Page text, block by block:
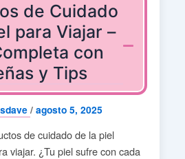
de Cuidado
para Viajar –
con
y Tips
/ agosto 5, 2025
de cuidado de la piel
viajar. ¿Tu piel sufre con cada